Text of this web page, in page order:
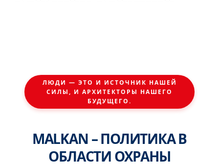
ЛЮДИ — ЭТО И ИСТОЧНИК НАШЕЙ
СИЛЫ, И АРХИТЕКТОРЫ НАШЕГО
БУДУЩЕГО.
MALKAN – ПОЛИТИКА В
ОБЛАСТИ ОХРАНЫ